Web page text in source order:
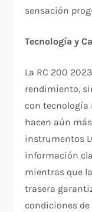
sensación
Tecnología y
La RC 200
rendimiento,
con tecnología
hacen aún
instrumentos
información
mientras que
trasera
condiciones de